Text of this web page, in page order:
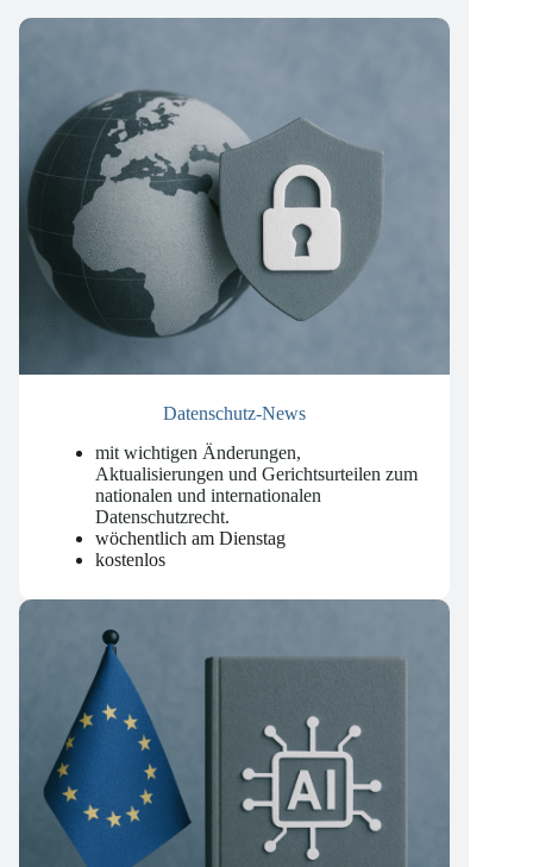
Unsere Newsletter
Datenschutz-News
mit wichtigen Änderungen,
Aktualisierungen und Gerichtsurteilen zum
nationalen und internationalen
Datenschutzrecht.
wöchentlich am Dienstag